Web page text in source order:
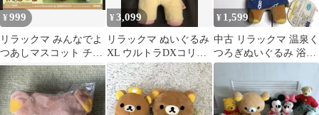
¥999
リラックマ みんなでよ
つあしマスコット チャ
イロイコグマ
¥3,099
リラックマ ぬいぐるみ
XL ウルトラDXコリラ
ックマ
¥ 1,599
中古 リラックマ 温泉く
つろぎぬいぐるみ 浴衣
温泉 San-X サンエック